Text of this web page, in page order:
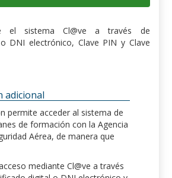
el sistema Cl@ve a través de
DNI electrónico, Clave PIN y Clave
adicional
permite acceder al sistema de
de formación con la Agencia
Aérea, de manera que
mediante Cl@ve a través